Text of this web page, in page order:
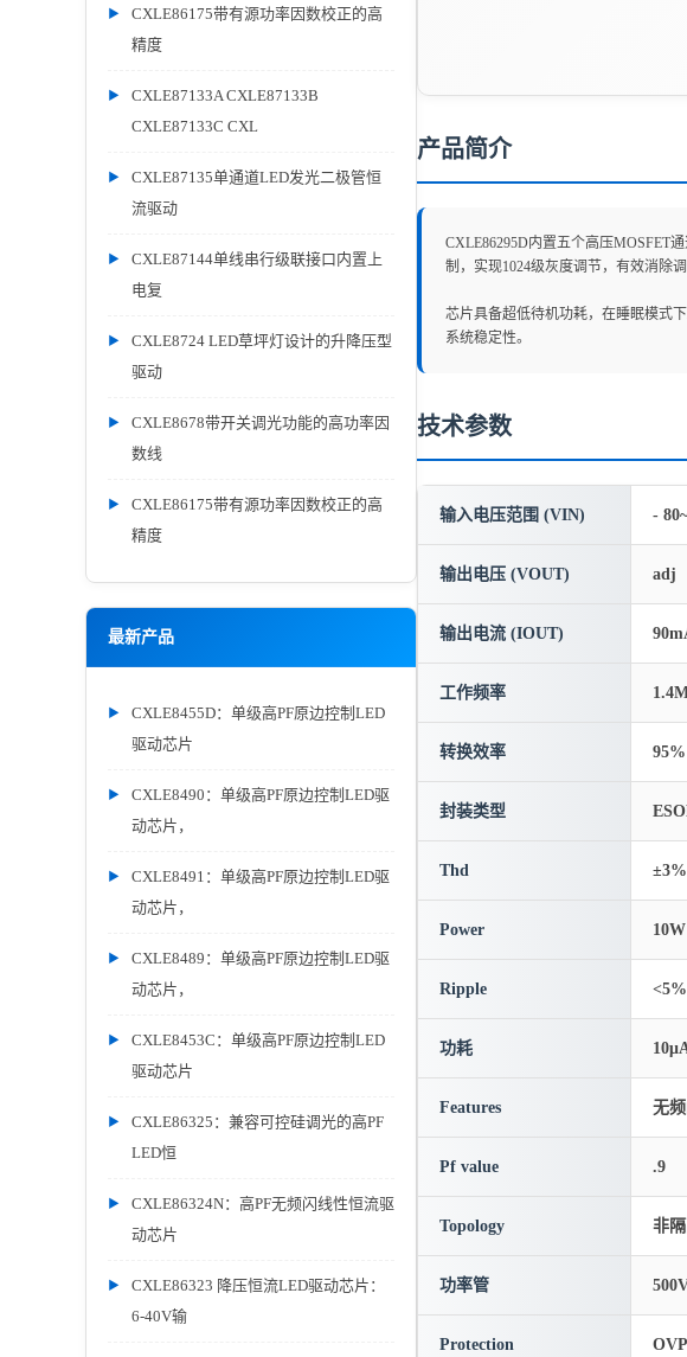
CXLE86175带有源功率因数校正的高
精度
CXLE87133A CXLE87133B
CXLE87133C CXL
CXLE87135单通道LED发光二极管恒
流驱动
CXLE87144单线串行级联接口内置上
电复
CXLE8724 LED草坪灯设计的升降压型
驱动
CXLE8678带开关调光功能的高功率因
数线
CXLE86175带有源功率因数校正的高
精度
最新产品
CXLE8455D：单级高PF原边控制LED
驱动芯片
CXLE8490：单级高PF原边控制LED驱
动芯片，
CXLE8491：单级高PF原边控制LED驱
动芯片，
CXLE8489：单级高PF原边控制LED驱
动芯片，
CXLE8453C：单级高PF原边控制LED
驱动芯片
CXLE86325：兼容可控硅调光的高PF
LED恒
CXLE86324N：高PF无频闪线性恒流驱
动芯片
CXLE86323 降压恒流LED驱动芯片：
6-40V输
产品简介
CXLE86295D内置五个高压MOSFET
制，实现1024级灰度调节，有效消除
芯片具备超低待机功耗，在睡眠模式
系统稳定性。
技术参数
输入电压范围 (VIN) -
输出电压 (VOUT) adj
输出电流 (IOUT)
工作频率
转换效率 95%
封装类型
Thd ±3%
Power 10W
Ripple <5%
功耗
Features 无频
Pf value .9
Topology 非
功率管
Protection